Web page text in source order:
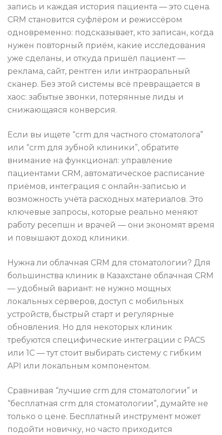
запись и каждая история пациента — это сцена.
CRM становится суфлёром и режиссёром
одновременно: подсказывает, кто записан, когда
нужен повторный приём, какие исследования
уже сделаны, и откуда пришёл пациент —
реклама, сайт, рентген или интраоральный
сканер. Без этой системы всё превращается в
хаос: забытые звонки, потерянные лиды и
снижающаяся конверсия.
Если вы ищете “crm для частного стоматолога”
или “crm для зубной клиники”, обратите
внимание на функционал: управление
пациентами CRM, автоматическое расписание
приёмов, интеграция с онлайн-записью и
возможность учёта расходных материалов. Это
ключевые запросы, которые реально меняют
работу ресепшн и врачей — они экономят время
и повышают доход клиники.
Нужна ли облачная CRM для стоматологии? Для
большинства клиник в Казахстане облачная CRM
— удобный вариант: не нужно мощных
локальных серверов, доступ с мобильных
устройств, быстрый старт и регулярные
обновления. Но для некоторых клиник
требуются специфические интеграции с PACS
или 1С — тут стоит выбирать систему с гибким
API или локальным компонентом.
Сравнивая “лучшие crm для стоматологии” и
“бесплатная crm для стоматологии”, думайте не
только о цене. Бесплатный инструмент может
подойти новичку, но часто приходится